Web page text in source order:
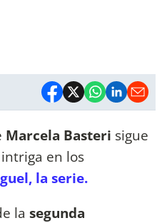
Marcela Basteri sigue
en los
la serie.
la segunda